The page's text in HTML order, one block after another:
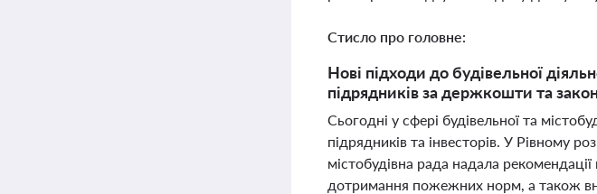
Стисло про головне:
Нові підходи до будівельної
підрядників за держкошти та
Сьогодні у сфері будівельної та
підрядників та інвесторів. У Рівному
містобудівна рада надала
дотримання пожежних норм, а також